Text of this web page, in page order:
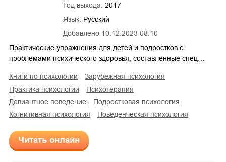
Добавлено 10.12.2023 08:10
Год выхода: 2017
Язык: Русский
Практические упражнения для детей и подростков с
проблемами психического здоровья, составленные спец…
книги по психологии
зарубежная психология
практика психологии
психотерапия
девиантное поведение
подростковая психология
когнитивная психология
поведенческая психология
Читать онлайн